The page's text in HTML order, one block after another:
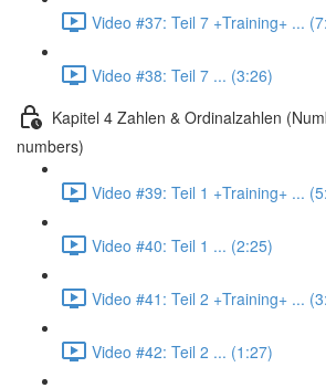
Video #37: Teil 7 +Training+ ...
Video #38: Teil 7 ... (3:26)
Kapitel 4 Zahlen & Ordinalzahlen
numbers)
Video #39: Teil 1 +Training+ ...
Video #40: Teil 1 ... (2:25)
Video #41: Teil 2 +Training+ ...
Video #42: Teil 2 ... (1:27)